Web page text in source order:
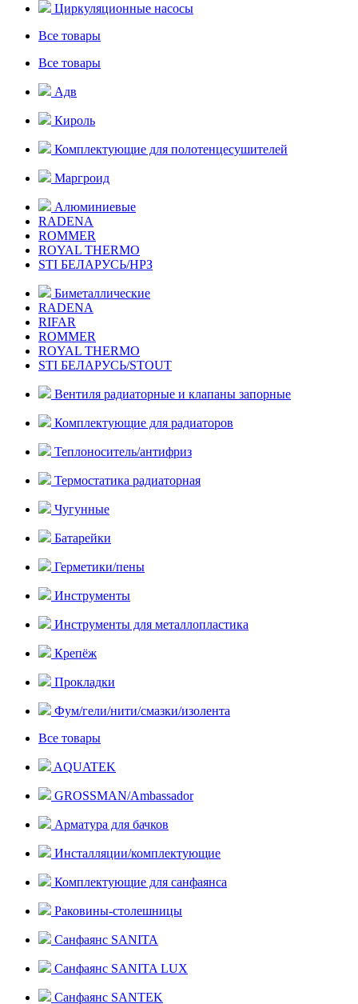
Циркуляционные насосы
Все товары
Все товары
Адв
Кироль
Комплектующие для полотенцесушителей
Маргроид
Алюминиевые
RADENA
ROMMER
ROYAL THERMO
STI БЕЛАРУСЬ/НРЗ
Биметаллические
RADENA
RIFAR
ROMMER
ROYAL THERMO
STI БЕЛАРУСЬ/STOUT
Вентиля радиаторные и клапаны запорные
Комплектующие для радиаторов
Теплоноситель/антифриз
Термостатика радиаторная
Чугунные
Батарейки
Герметики/пены
Инструменты
Инструменты для металлопластика
Крепёж
Прокладки
Фум/гели/нити/смазки/изолента
Все товары
AQUATEK
GROSSMAN/Ambassador
Арматура для бачков
Инсталляции/комплектующие
Комплектующие для санфаянса
Раковины-столешницы
Санфаянс SANITA
Санфаянс SANITA LUX
Санфаянс SANTEK